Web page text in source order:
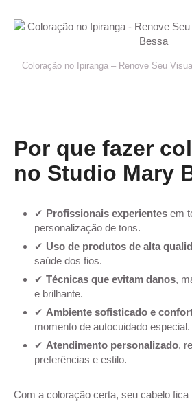
Coloração no Ipiranga – Renove Seu
Por que fazer
no Studio Mary
✔ Profissionais experientes em
personalização de tons.
✔ Uso de produtos de alta
saúde dos fios.
✔ Técnicas que evitam danos,
e brilhante.
✔ Ambiente sofisticado e
momento de autocuidado especial.
✔ Atendimento personalizado,
preferências e estilo.
Com a coloração certa, seu cabelo